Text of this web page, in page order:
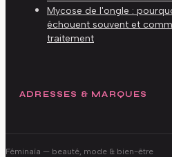
Mycose de l'ongle :
échouent souvent et
traitement
ADRESSES & MARQUES
Féminaïa — beauté, mode & bien-être